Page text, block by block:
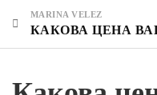
MARINA VELEZ
КАКОВА ЦЕНА